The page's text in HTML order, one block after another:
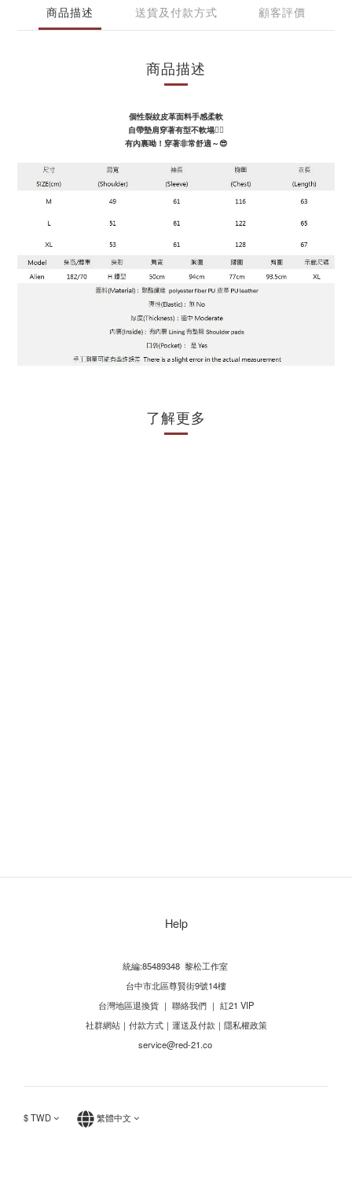
商品描述 送貨及付款方式 顧客評價
商品描述
個性裂紋皮革面料手感柔軟
自帶墊肩穿著有型不軟塌👍🏻
有內裏呦！穿著非常舒適～😎
了解更多
Help
統編:85489348 黎松工作室
台中市北區尊賢街9號14樓
台灣地區退換貨 ｜ 聯絡我們 ｜ 紅21 VIP
社群網站｜ 付款方式｜ 運送及付款 ｜ 隱私權政策
service@red-21.co
$TWD 繁體中文